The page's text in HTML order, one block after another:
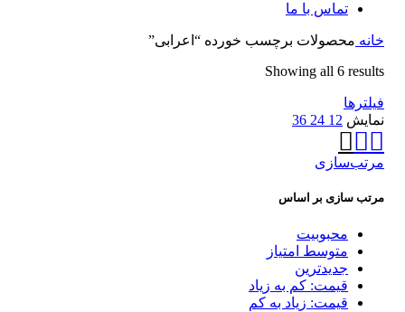
تماس با ما
خانه محصولات برچسب خورده “اعرابی”
Showing all 6 results
فیلترها
نمایش 12
24
36
مرتب‌سازی
مرتب سازی بر اساس
محبوبیت
متوسط امتیاز
جدیدترین
قیمت: کم به زیاد
قیمت: زیاد به کم